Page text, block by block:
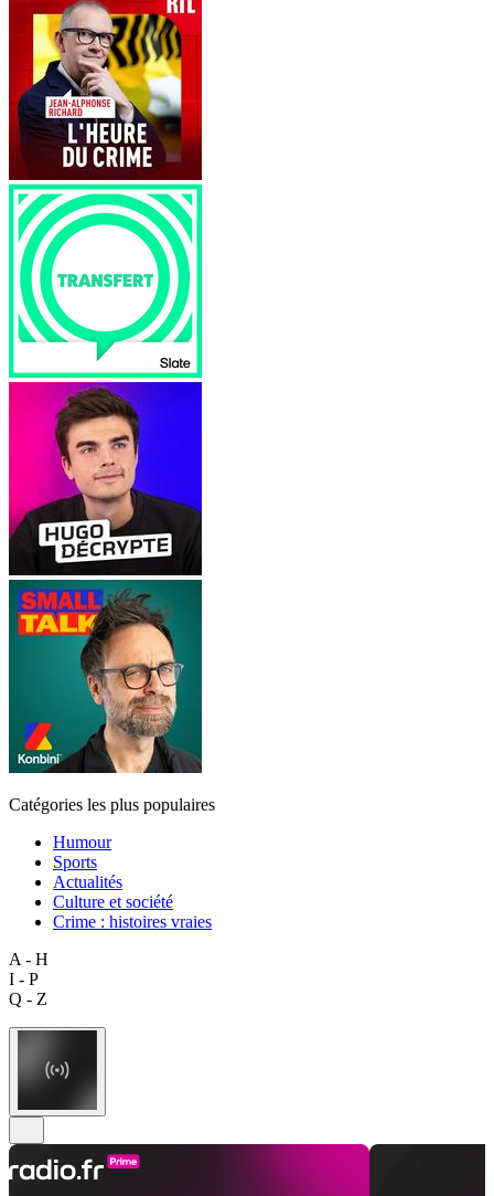
Catégories les plus populaires
Humour
Sports
Actualités
Culture et société
Crime : histoires vraies
A - H
I - P
Q - Z